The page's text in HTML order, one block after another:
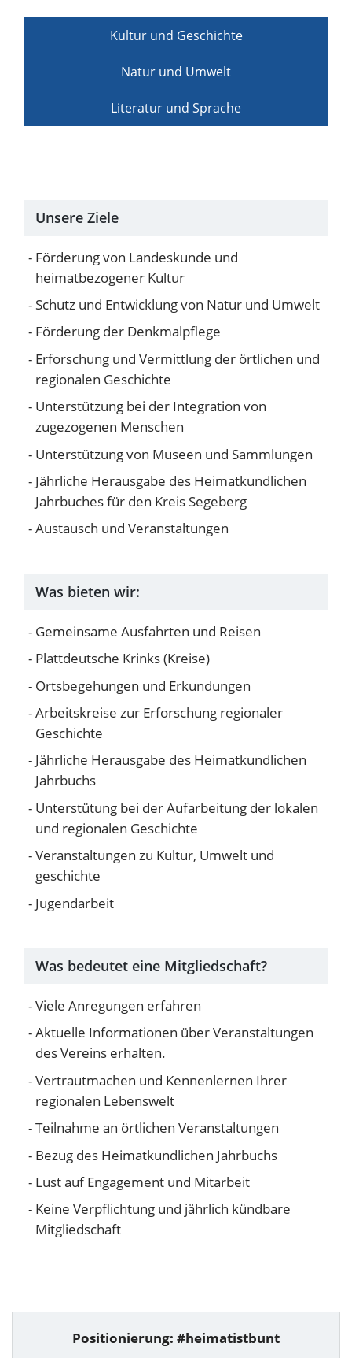
Kultur und Geschichte
Natur und Umwelt
Literatur und Sprache
Unsere Ziele
Förderung von Landeskunde und
heimatbezogener Kultur
Schutz und Entwicklung von Natur und Umwelt
Förderung der Denkmalpflege
Erforschung und Vermittlung der örtlichen und
regionalen Geschichte
Unterstützung bei der Integration von
zugezogenen Menschen
Unterstützung von Museen und Sammlungen
Jährliche Herausgabe des Heimatkundlichen
Jahrbuches für den Kreis Segeberg
Austausch und Veranstaltungen
Was bieten wir:
Gemeinsame Ausfahrten und Reisen
Plattdeutsche Krinks (Kreise)
Ortsbegehungen und Erkundungen
Arbeitskreise zur Erforschung regionaler
Geschichte
Jährliche Herausgabe des Heimatkundlichen
Jahrbuchs
Unterstütung bei der Aufarbeitung der lokalen
und regionalen Geschichte
Veranstaltungen zu Kultur, Umwelt und
geschichte
Jugendarbeit
Was bedeutet eine Mitgliedschaft?
Viele Anregungen erfahren
Aktuelle Informationen über Veranstaltungen
des Vereins erhalten.
Vertrautmachen und Kennenlernen Ihrer
regionalen Lebenswelt
Teilnahme an örtlichen Veranstaltungen
Bezug des Heimatkundlichen Jahrbuchs
Lust auf Engagement und Mitarbeit
Keine Verpflichtung und jährlich kündbare
Mitgliedschaft
Positionierung: #heimatistbunt